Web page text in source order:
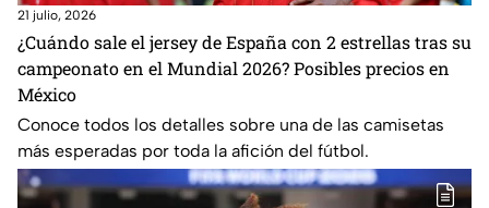
21 julio, 2026
¿Cuándo sale el jersey de España con 2 estrellas tras su
campeonato en el Mundial 2026? Posibles precios en
México
Conoce todos los detalles sobre una de las camisetas
más esperadas por toda la afición del fútbol.